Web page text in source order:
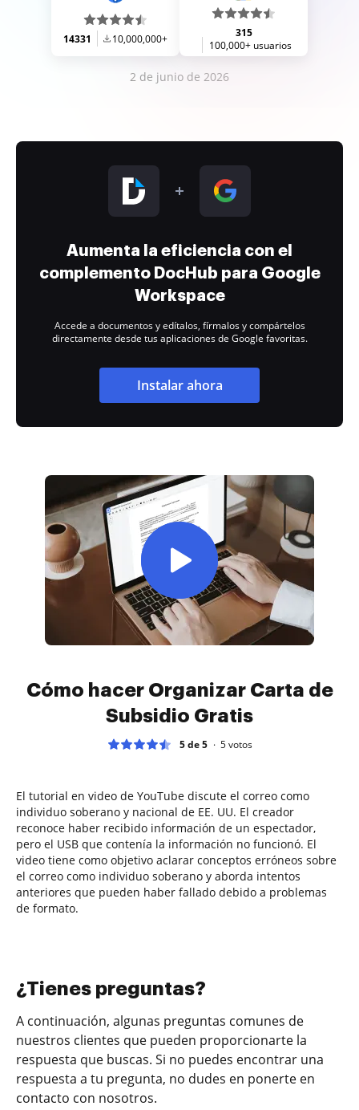
14331 10,000,000+
315
100,000+ usuarios
2 de junio de 2026
Aumenta la eficiencia con el
complemento DocHub para Google
Workspace
Accede a documentos y edítalos, fírmalos y compártelos
directamente desde tus aplicaciones de Google favoritas.
Instalar ahora
Cómo hacer Organizar Carta de
Subsidio Gratis
5 de 5 5votos
El tutorial en video de YouTube discute el correo como
individuo soberano y nacional de EE. UU. El creador
reconoce haber recibido información de un espectador,
pero el USB que contenía la información no funcionó. El
video tiene como objetivo aclarar conceptos erróneos sobre
el correo como individuo soberano y aborda intentos
anteriores que pueden haber fallado debido a problemas
de formato.
¿Tienes preguntas?
A continuación, algunas preguntas comunes de
nuestros clientes que pueden proporcionarte la
respuesta que buscas. Si no puedes encontrar una
respuesta a tu pregunta, no dudes en ponerte en
contacto con nosotros.